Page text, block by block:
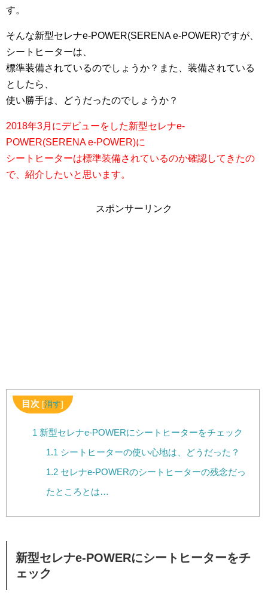
す。
そんな新型セレナe-POWER(SERENA e-POWER)ですが、
シートヒーターは、
標準装備されているのでしょうか？また、装備されている
としたら、
使い勝手は、どうだったのでしょうか？
2018年3月にデビューをした新型セレナe-
POWER(SERENA e-POWER)に
シートヒーターは標準装備されているのか確認してきたの
で、紹介したいと思います。
スポンサーリンク
目次 [消す]
1 新型セレナe-POWERにシートヒーターをチェック
1.1 シートヒーターの使い心地は、どうだった？
1.2 セレナe-POWERのシートヒーターの残念だっ
たところとは…
新型セレナe-POWERにシートヒーターをチ
ェック